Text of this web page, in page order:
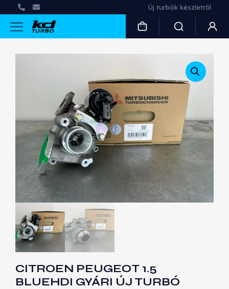
Használt és felújított turbók
CITROEN PEUGEOT 1.5
BLUEHDI GYÁRI ÚJ TURBÓ